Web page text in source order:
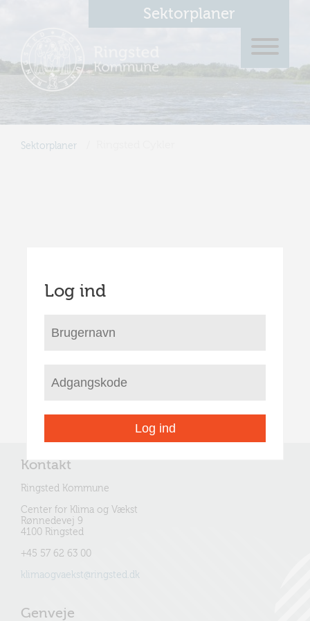
Sektorplaner
Sektorplaner
Log ind
Log ind
Kontakt
Ringsted Kommune
Center for Klima og Vækst
Rønnedevej 9
4100 Ringsted
+45 57 62 63 00
klimaogvaekst@ringsted.dk
Genveje